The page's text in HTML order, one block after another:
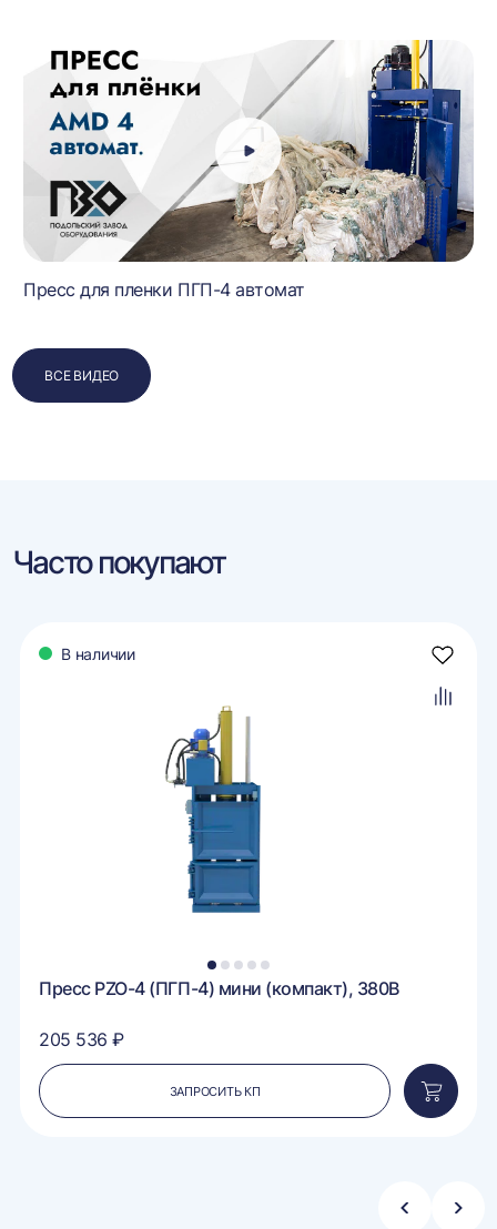
Пресс для пленки ПГП-4 автомат
ВСЕ ВИДЕО
Часто покупают
В наличии
1 2 3 4 5
Пресс PZO-4 (ПГП-4) мини (компакт), 380В
205 536 ₽
ЗАПРОСИТЬ КП
в
Стрелка